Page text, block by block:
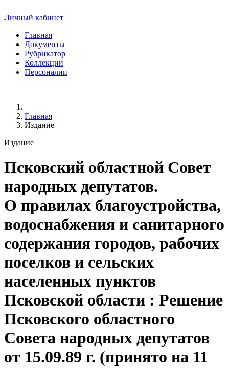
Личный кабинет
Главная
Документы
Рубрикатор
Коллекции
Персоналии
Главная
Издание
Издание
Псковский областной Совет
народных депутатов.
О правилах благоустройства,
водоснабжения и санитарного
содержания городов, рабочих
поселков и сельских
населенных пунктов
Псковской области : Решение
Псковского областного
Совета народных депутатов
от 15.09.89 г. (принято на 11